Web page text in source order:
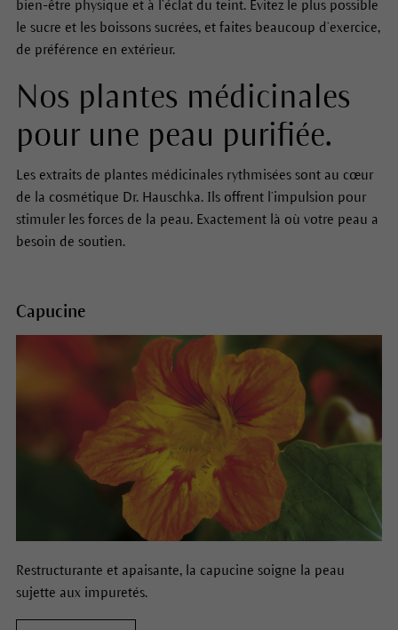
bien-être physique et à l’éclat du teint. Évitez le plus possible
le sucre et les boissons sucrées, et faites beaucoup d’exercice,
de préférence en extérieur.
Nos plantes médicinales
pour une peau purifiée.
Les extraits de plantes médicinales rythmisées sont au cœur
de la cosmétique Dr. Hauschka. Ils offrent l’impulsion pour
stimuler les forces de la peau. Exactement là où votre peau a
besoin de soutien.
Capucine
Restructurante et apaisante, la capucine soigne la peau
sujette aux impuretés.